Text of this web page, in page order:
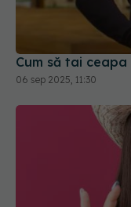
Cum să tai
06 sep 2025, 11:30